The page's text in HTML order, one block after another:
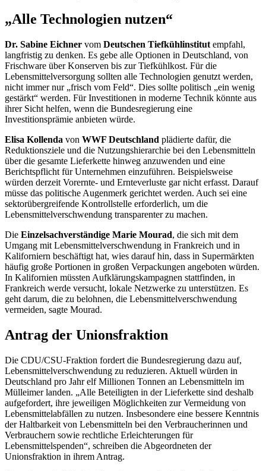
„Alle Technologien nutzen“
Dr. Sabine Eichner vom Deutschen Tiefkühlinstitut empfahl,
langfristig zu denken. Es gebe alle Optionen in Deutschland, von
Frischware über Konserven bis zur Tiefkühlkost. Für die
Lebensmittelversorgung sollten alle Technologien genutzt werden,
nicht immer nur „frisch vom Feld“. Dies sollte politisch „ein wenig
gestärkt“ werden. Für Investitionen in moderne Technik könnte aus
ihrer Sicht helfen, wenn die Bundesregierung eine
Investitionsprämie anbieten würde.
Elisa Kollenda von WWF Deutschland plädierte dafür, die
Reduktionsziele und die Nutzungshierarchie bei den Lebensmitteln
über die gesamte Lieferkette hinweg anzuwenden und eine
Berichtspflicht für Unternehmen einzuführen. Beispielsweise
würden derzeit Vorernte- und Ernteverluste gar nicht erfasst. Darauf
müsse das politische Augenmerk gerichtet werden. Auch sei eine
sektorübergreifende Kontrollstelle erforderlich, um die
Lebensmittelverschwendung transparenter zu machen.
Die Einzelsachverständige Marie Mourad, die sich mit dem
Umgang mit Lebensmittelverschwendung in Frankreich und in
Kaliforniern beschäftigt hat, wies darauf hin, dass in Supermärkten
häufig große Portionen in großen Verpackungen angeboten würden.
In Kalifornien müssten Aufklärungskampagnen stattfinden, in
Frankreich werde versucht, lokale Netzwerke zu unterstützen. Es
geht darum, die zu belohnen, die Lebensmittelverschwendung
vermeiden, sagte Mourad.
Antrag der Unionsfraktion
Die CDU/CSU-Fraktion fordert die Bundesregierung dazu auf,
Lebensmittelverschwendung zu reduzieren. Aktuell würden in
Deutschland pro Jahr elf Millionen Tonnen an Lebensmitteln im
Mülleimer landen. „Alle Beteiligten in der Lieferkette sind deshalb
aufgefordert, ihre jeweiligen Möglichkeiten zur Vermeidung von
Lebensmittelabfällen zu nutzen. Insbesondere eine bessere Kenntnis
der Haltbarkeit von Lebensmitteln bei den Verbraucherinnen und
Verbrauchern sowie rechtliche Erleichterungen für
Lebensmittelspenden“, schreiben die Abgeordneten der
Unionsfraktion in ihrem Antrag.